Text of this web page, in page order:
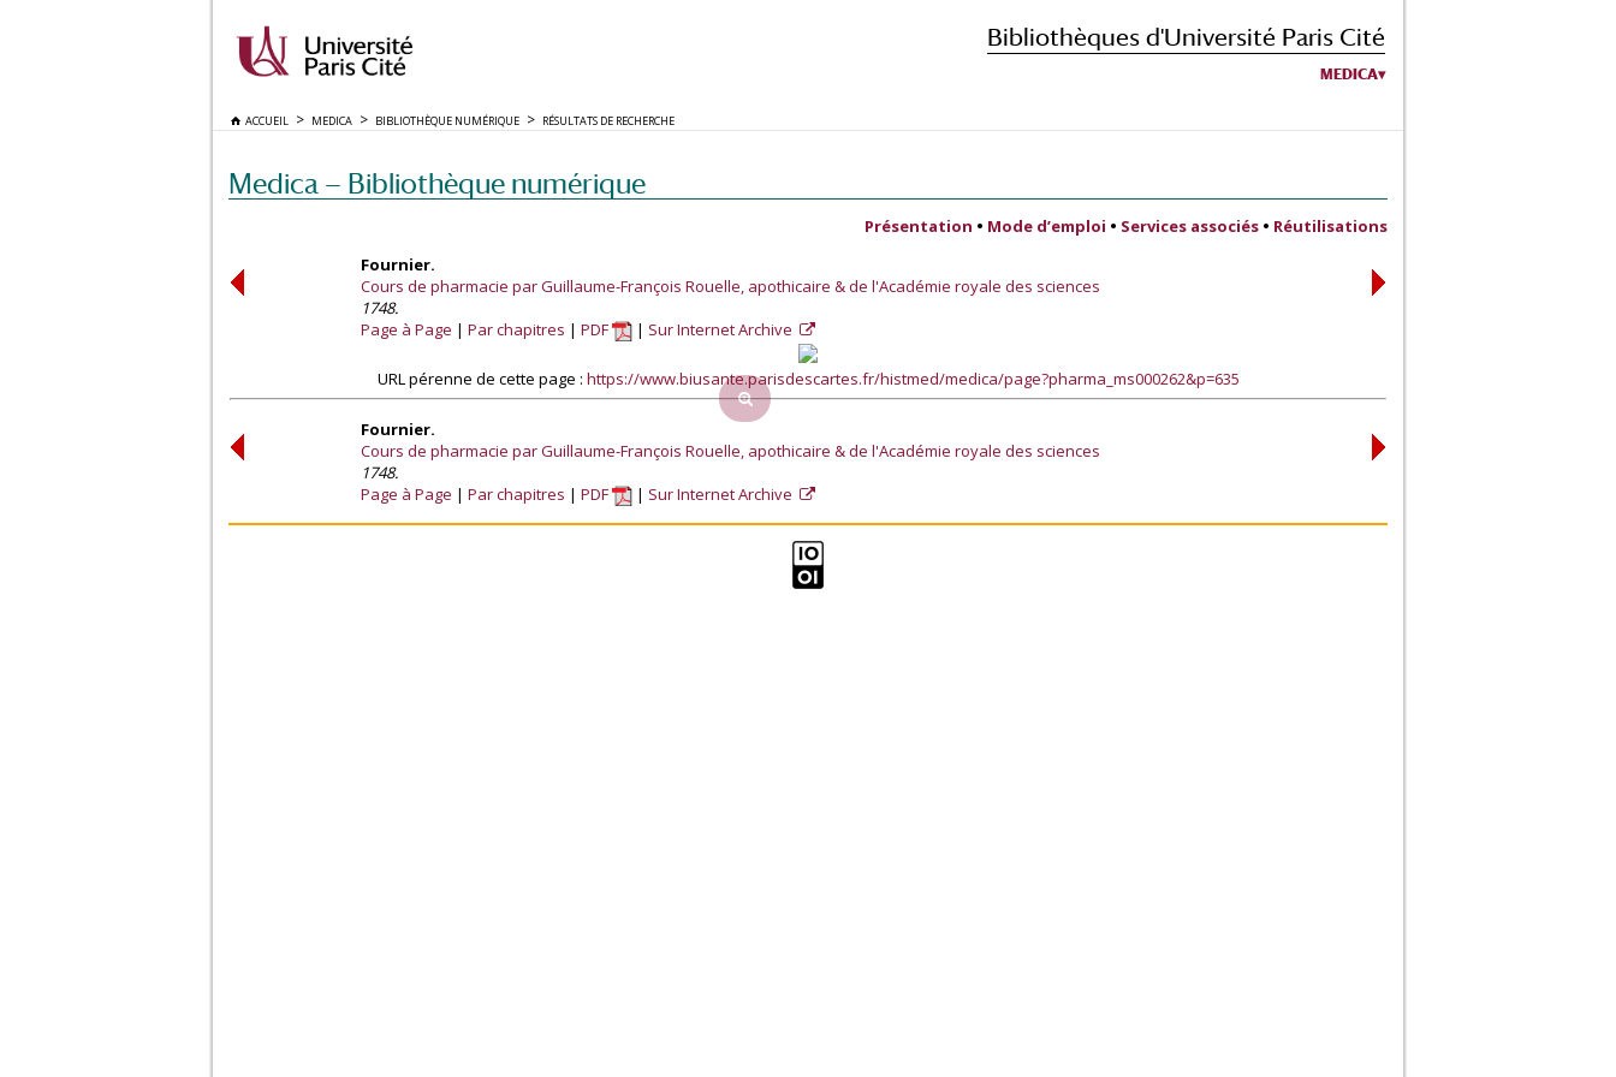
Bibliothèques d'Université Paris Cité
MEDICA
ACCUEIL MEDICA BIBLIOTHÈQUE NUMÉRIQUE RÉSULTATS DE RECHERCHE
Medica — Bibliothèque numérique
Présentation • Mode d’emploi • Services associés • Réutilisations
Fournier.
Cours de pharmacie par Guillaume-François Rouelle, apothicaire & de l'Académie royale des sciences
1748.
Page à Page
Par chapitres PDF Sur Internet Archive
URL pérenne de cette page : https://www.biusante.parisdescartes.fr/histmed/medica/page?pharma_ms000262&p=635
Fournier.
Cours de pharmacie par Guillaume-François Rouelle, apothicaire & de l'Académie royale des sciences
1748.
Page à Page
Par chapitres PDF Sur Internet Archive